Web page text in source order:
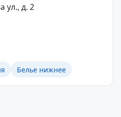
ул., д. 2
Белье нижнее